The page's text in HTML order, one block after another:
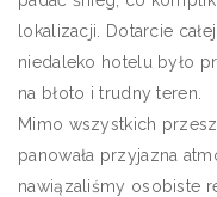
lokalizacji. Dotarcie
niedaleko hotelu było
na błoto i trudny teren.
Mimo wszystkich
panowała przyjazna
nawiązaliśmy osobiste